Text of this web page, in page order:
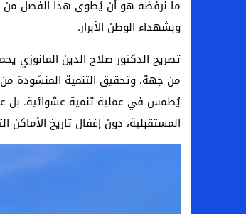
ما نرفضه هو أن يُطوى هذا الفصل من
وبشهداء الوطن الأبرار.
تصريح الدكتور صلاح الدين المانوزي
من جهة، وتحقيق التنمية المنشودة
يُطمس في عملية تنمية عشوائية. بل
المستقبلية، دون إغفال تاريخ الأماكن